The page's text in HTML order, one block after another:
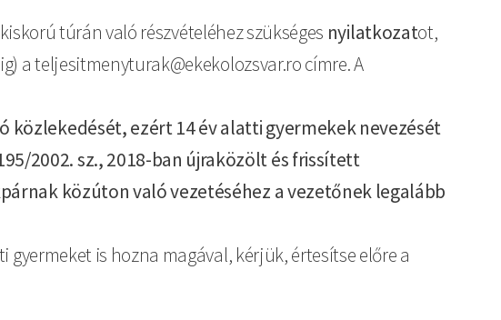
túrán való részvételéhez szükséges nyilatkozatot,
a teljesitmenyturak@ekekolozsvar.ro címre. A
ezért 14 év alatti gyermekek nevezését
2002. sz., 2018-ban újraközölt és frissített
közúton való vezetéséhez a vezetőnek legalább
is hozna magával, kérjük, értesítse előre a